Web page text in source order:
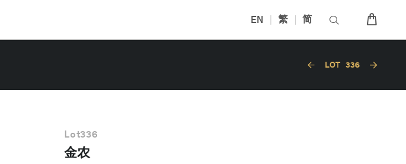
EN 繁 简
LOT 336
Lot336
金农